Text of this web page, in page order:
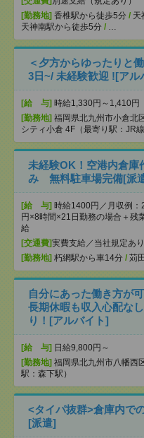
[勤務地] 香椎駅から徒歩5分 / 天
天神南駅から徒歩5分 / …
＜夕方からゆったりと
3日~/ 未経験歓迎 ![アル
[給 与] 時給1,330円～1,410円
[勤務地] 福岡県北九州市小倉北
シティ小倉 4F（最寄り駅：JR線
未経験OK！空港内倉
み 無料駐車場完備[派
[給 与] 時給1400円／月収例
円×8時間×21日勤務の場合＋残
給
[交通費]実費支給／当社規定あ
[勤務地] 朽網駅から車14分 / 苅
自分にあった働き方が
長期休暇も収入心配な
り！[アルバイト]
[給 与] 日給9,800円～
[勤務地] 福岡県北九州市八幡西
駅：森下駅）
<タイパ抜群>倉庫内で
[派遣]